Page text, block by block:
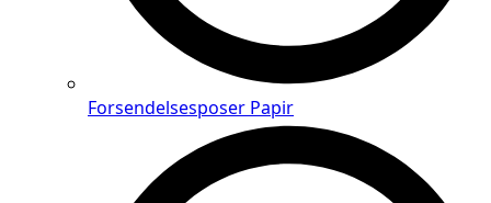
Forsendelsesposer Papir